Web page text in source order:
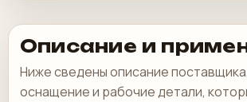
Описание и
Ниже сведены описание
оснащение и рабочие детали,